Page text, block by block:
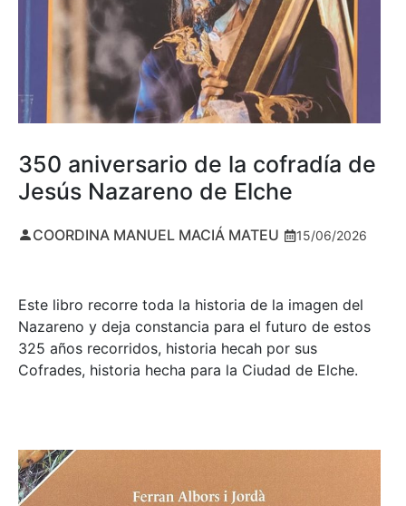
350 aniversario de la cofradía de
Jesús Nazareno de Elche
COORDINA MANUEL MACIÁ MATEU 15/06/2026
Este libro recorre toda la historia de la imagen del
Nazareno y deja constancia para el futuro de estos
325 años recorridos, historia hecah por sus
Cofrades, historia hecha para la Ciudad de Elche.